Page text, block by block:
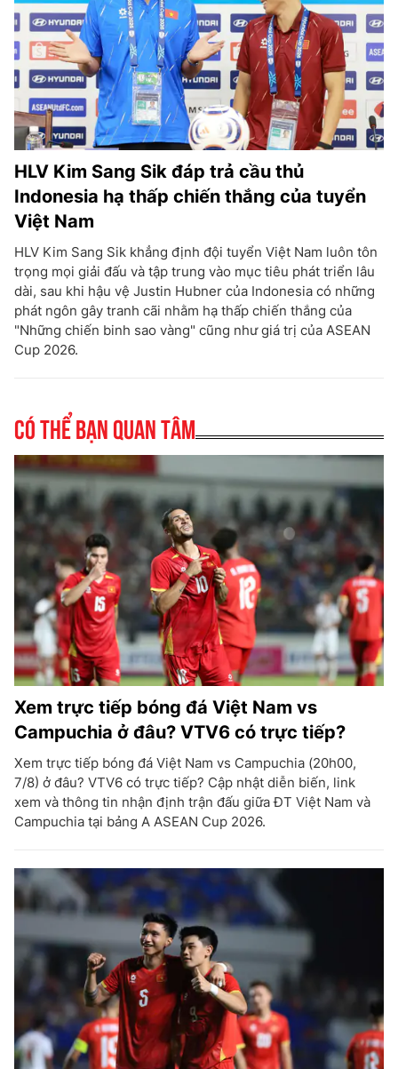
HLV Kim Sang Sik đáp trả cầu thủ
Indonesia hạ thấp chiến thắng của tuyển
Việt Nam
HLV Kim Sang Sik khẳng định đội tuyển Việt Nam luôn tôn
trọng mọi giải đấu và tập trung vào mục tiêu phát triển lâu
dài, sau khi hậu vệ Justin Hubner của Indonesia có những
phát ngôn gây tranh cãi nhằm hạ thấp chiến thắng của
"Những chiến binh sao vàng" cũng như giá trị của ASEAN
Cup 2026.
Có thể bạn quan tâm
Xem trực tiếp bóng đá Việt Nam vs
Campuchia ở đâu? VTV6 có trực tiếp?
Xem trực tiếp bóng đá Việt Nam vs Campuchia (20h00,
7/8) ở đâu? VTV6 có trực tiếp? Cập nhật diễn biến, link
xem và thông tin nhận định trận đấu giữa ĐT Việt Nam và
Campuchia tại bảng A ASEAN Cup 2026.